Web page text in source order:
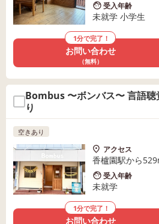
受入年齢
未就学 小学生
1分で完了！
お問い合わせ
（無料）
Bombus 〜ボンバス〜 言語
り
空きあり
アクセス
香櫨園駅から
受入年齢
未就学
1分で完了！
お問い合わせ